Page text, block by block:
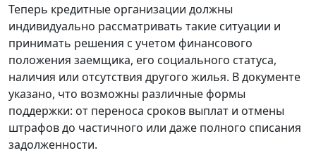
Теперь кредитные организации должны
индивидуально рассматривать такие ситуации и
принимать решения с учетом финансового
положения заемщика, его социального статуса,
наличия или отсутствия другого жилья. В документе
указано, что возможны различные формы
поддержки: от переноса сроков выплат и отмены
штрафов до частичного или даже полного списания
задолженности.